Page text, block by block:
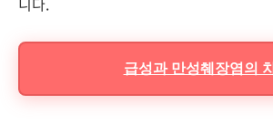
급성과 만성췌장염의